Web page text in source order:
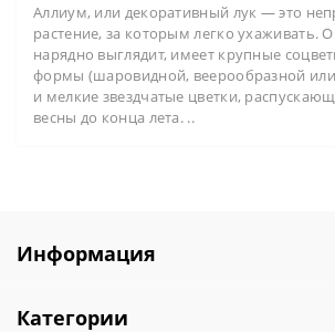
Аллиум, или декоративный лук — это
растение, за которым легко ухаживать.
нарядно выглядит, имеет крупные
формы (шаровидной, веерообразной
и мелкие звездчатые цветки,
весны до конца лета. ..
Информация
Категории